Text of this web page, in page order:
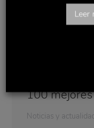
100
Noticias y
Leer